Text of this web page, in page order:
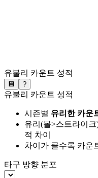
유불리 카운트 성적
💾 ?
유불리 카운트 성적
시즌별 유리한 카운
유리(볼>스트라이
적 차이
차이가 클수록 카운
타구 방향 분포